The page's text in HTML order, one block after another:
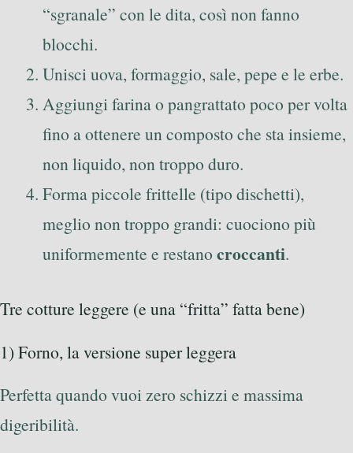
“sgranale” con le dita, così non fanno
blocchi.
Unisci uova, formaggio, sale, pepe e le erbe.
Aggiungi farina o pangrattato poco per volta
fino a ottenere un composto che sta insieme,
non liquido, non troppo duro.
Forma piccole frittelle (tipo dischetti),
meglio non troppo grandi: cuociono più
uniformemente e restano croccanti.
Tre cotture leggere (e una “fritta” fatta bene)
1) Forno, la versione super leggera
Perfetta quando vuoi zero schizzi e massima
digeribilità.